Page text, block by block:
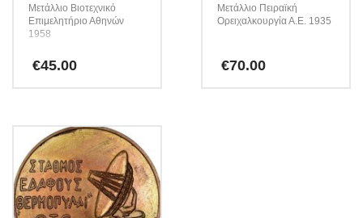
Μετάλλιο Βιοτεχνικό
Επιμελητήριο Αθηνών
1958
€45.00
Μετάλλιο Πειραϊκή
Ορειχαλκουργία Α.Ε. 1935
€70.00